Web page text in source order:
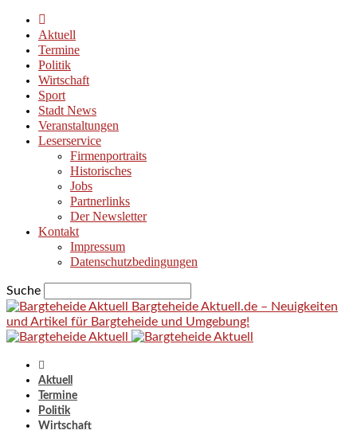
Aktuell
Termine
Politik
Wirtschaft
Sport
Stadt News
Veranstaltungen
Leserservice
Firmenportraits
Historisches
Jobs
Partnerlinks
Der Newsletter
Kontakt
Impressum
Datenschutzbedingungen
Suche
Bargteheide Aktuell.de – Neuigkeiten
und Artikel für Bargteheide und Umgebung!
Aktuell
Termine
Politik
Wirtschaft